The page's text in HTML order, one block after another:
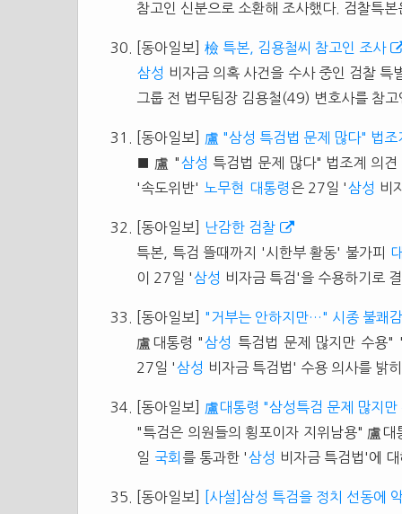
참고인 신분으로 소환해 조사했다. 검찰특
[동아일보] 檢 특본, 김용철씨 참고인 조사
삼성 비자금 의혹 사건을 수사 중인 검찰
그룹 전 법무팀장 김용철(49) 변호사를 참
[동아일보]
盧 "삼성 특검법 문제 많다" 법조
■ 盧 "삼성 특검법 문제 많다" 법조계 의
'속도위반'
노무현 대통령 은 27일 '삼성 비
[동아일보]
난감한 검찰
특본, 특검 뜰때까지 '시한부 활동' 불가피
이 27일 '삼성 비자금 특검'을 수용하기로
[동아일보]
"거부는 안하지만…" 시종 불쾌
盧대통령 " 삼성
특검법 문제 많지만 수용
27일 '삼성 비자금 특검법' 수용 의사를 밝
[동아일보]
盧대통령 "삼성특검 문제 많지만
"특검은 의원들의 횡포이자 지위남용" 盧대
일 국회 를 통과한 '삼성 비자금 특검법'에
[동아일보]
[사설]삼성 특검을 정치 선동에